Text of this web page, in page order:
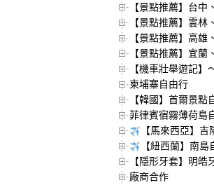
【景點推薦】台中
【景點推薦】雲林
【景點推薦】高雄
【景點推薦】宜蘭
【機車壯舉遊記】
柬埔寨自由行
【韓國】首爾景點
菲律賓宿霧薄荷島
【馬來西亞】
【紐西蘭】南
【隱形牙套】明皓
廠商合作